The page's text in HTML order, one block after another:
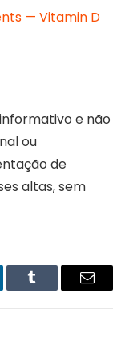
— Vitamin D
e não
ou
de
altas, sem
Tumblr Email